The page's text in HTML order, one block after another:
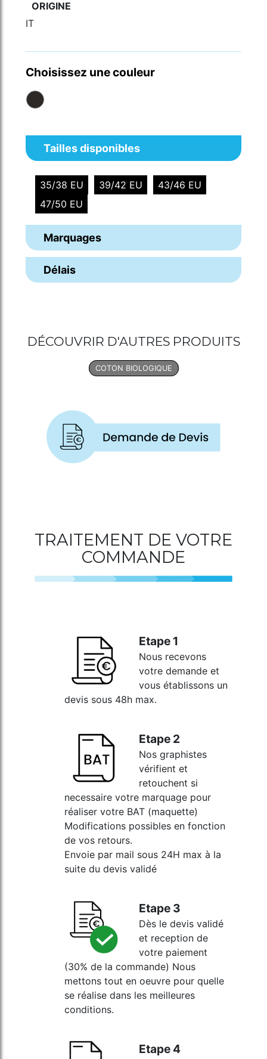
ORIGINE
IT
Choisissez une couleur
Tailles disponibles
35/38 EU 39/42 EU
43/46 EU
47/50 EU
Marquages
Délais
DÉCOUVRIR D'AUTRES PRODUITS
COTON BIOLOGIQUE
TRAITEMENT DE VOTRE
COMMANDE
Etape 1
Nous recevons
votre demande et
vous établissons un
devis sous 48h max.
Etape 2
Nos graphistes
vérifient et
retouchent si
necessaire votre marquage pour
réaliser votre BAT (maquette)
Modifications possibles en fonction
de vos retours.
Envoie par mail sous 24H max à la
suite du devis validé
Etape 3
Dès le devis validé
et reception de
votre paiement
(30% de la commande) Nous
mettons tout en oeuvre pour quelle
se réalise dans les meilleures
conditions.
Etape 4